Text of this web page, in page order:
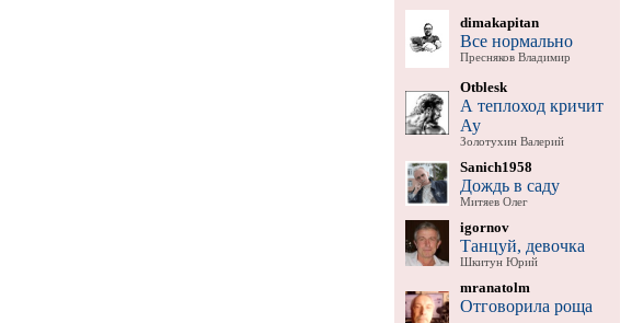
dimakapitan
Все нормально
Пресняков Владимир
Otblesk
А теплоход кричит
Ау
Золотухин Валерий
Sanich1958
Дождь в саду
Митяев Олег
igornov
Танцуй, девочка
Шкитун Юрий
mranatolm
Отговорила роща